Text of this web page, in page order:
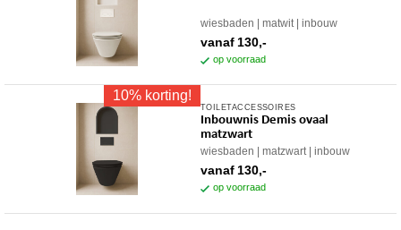
wiesbaden matwit inbouw
vanaf 130,-
op voorraad
heeft
meerdere
variaties.
kan
gekozen
worden
op
de
10% korting!
TOILETACCESSOIRES
Inbouwnis Demis ovaal
matzwart
wiesbaden matzwart inbouw
vanaf 130,-
op voorraad
Dit
product
heeft
meerdere
variaties.